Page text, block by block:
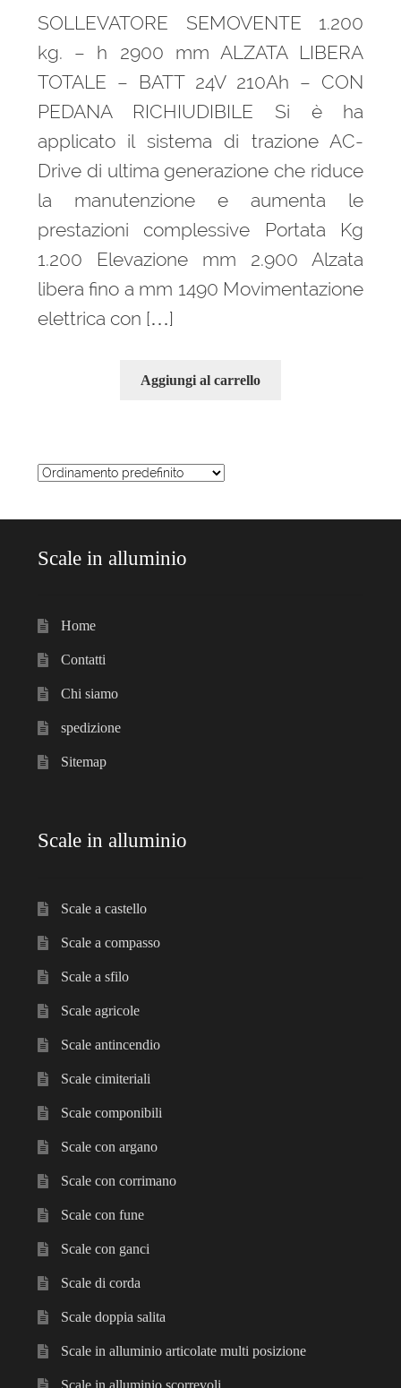
SOLLEVATORE SEMOVENTE 1.200
kg. – h 2900 mm ALZATA LIBERA
TOTALE – BATT 24V 210Ah – CON
PEDANA RICHIUDIBILE Si è ha
applicato il sistema di trazione AC-
Drive di ultima generazione che riduce
la manutenzione e aumenta le
prestazioni complessive Portata Kg
1.200 Elevazione mm 2.900 Alzata
libera fino a mm 1490 Movimentazione
elettrica con […]
Aggiungi al carrello
Scale in alluminio
Home
Contatti
Chi siamo
spedizione
Sitemap
Scale in alluminio
Scale a castello
Scale a compasso
Scale a sfilo
Scale agricole
Scale antincendio
Scale cimiteriali
Scale componibili
Scale con argano
Scale con corrimano
Scale con fune
Scale con ganci
Scale di corda
Scale doppia salita
Scale in alluminio articolate multi posizione
Scale in alluminio scorrevoli